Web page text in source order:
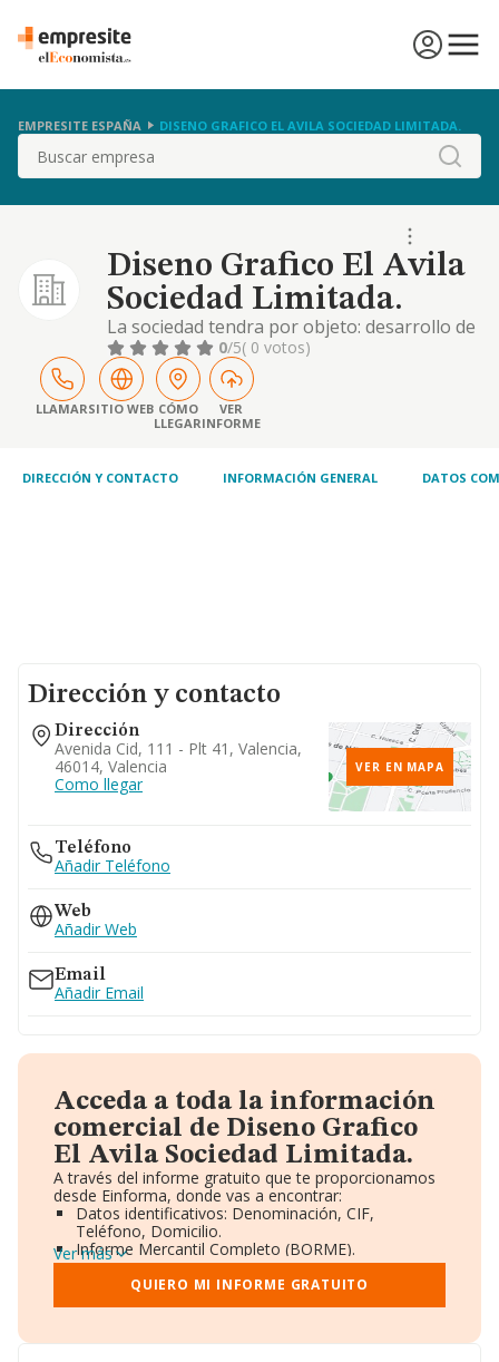
EMPRESITE ESPAÑA DISENO GRAFICO EL AVILA SOCIEDAD LIMITADA.
Buscar
Diseno Grafico El Avila
Sociedad Limitada.
La sociedad tendra por objeto: desarrollo de
campañas de publicidad, aplicaciones web y
moviles para campañas publicitarias paginas
web; desarrollo einstalacion de eventos
corporativos, de instalaciones interactivas
para eventos y ferias; desarrollo y
marketing; pro.
0/5( 0 votos)
LLAMARSITIO WEB CÓMO
LLEGAR
VER
INFORME
DIRECCIÓN Y CONTACTO INFORMACIÓN GENERAL DATOS
Dirección y contacto
Dirección
Avenida Cid, 111 - Plt 41, Valencia,
46014, Valencia
Como llegar
VER EN MAPA
Teléfono
Añadir Teléfono
Web
Añadir Web
Email
Añadir Email
Acceda a toda la información
comercial de Diseno Grafico
El Avila Sociedad Limitada.
A través del informe gratuito que te proporcionamos
desde Einforma, donde vas a encontrar:
Datos identificativos: Denominación, CIF,
Teléfono, Domicilio.
Informe Mercantil Completo (BORME).
Gráficos de Evolución Ventas y Empleados.
Consejo de Administración y Administradores.
Directivos y Ejecutivos.
Ver más
QUIERO MI INFORME GRATUITO